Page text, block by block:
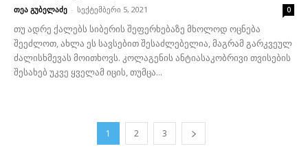
თეა გუბელაძე - სექტემბერი 5, 2021 0
თუ ადრე ქალებს სიბერის შეფერხებაზე მხოლოდ ოცნება
შეეძლოთ, ახლა ეს სავსებით შესაძლებელია, მაგრამ გარკვეულ
ძალისხმევას მოითხოვს. კოლაგენის ანტიასაკობრივი თვისების
შესახებ უკვე ყველამ იცის, თუმცა...
1 2 3